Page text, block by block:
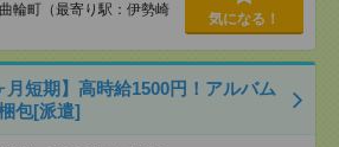
輪町（最寄り駅：伊勢崎
気になる！
月短期】高時給1500円！アルバム
包[派遣]